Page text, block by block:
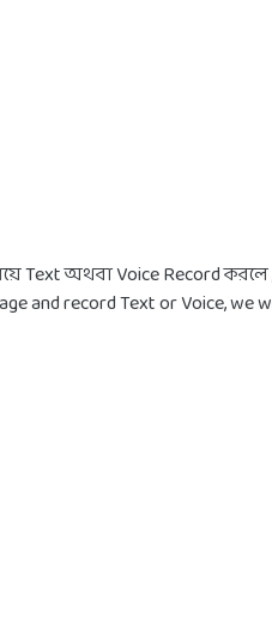
Text অথবা Voice Record করলে
and record Text or Voice, we